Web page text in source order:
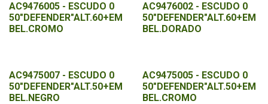
AC9476005 - ESCUDO 0
50"DEFENDER"ALT.60+EM
BEL.CROMO
AC9476002 - ESCUDO 0
50"DEFENDER"ALT.60+EM
BEL.DORADO
AC9475007 - ESCUDO 0
50"DEFENDER"ALT.50+EM
BEL.NEGRO
AC9475005 - ESCUDO 0
50"DEFENDER"ALT.50+EM
BEL.CROMO